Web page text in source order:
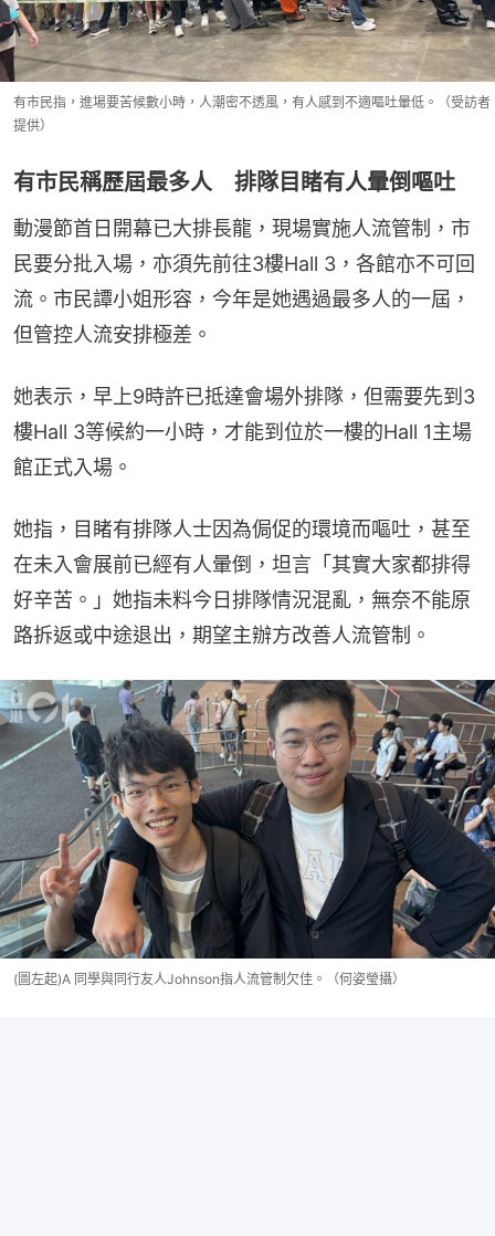
有市民指，進場要苦候數小時，人潮密不透風，有人感到不適嘔吐暈低。（受訪者
提供）
有市民稱歷屆最多人 排隊目睹有人暈倒嘔吐
動漫節首日開幕已大排長龍，現場實施人流管制，市
民要分批入場，亦須先前往3樓Hall 3，各館亦不可回
流。市民譚小姐形容，今年是她遇過最多人的一屆，
但管控人流安排極差。
她表示，早上9時許已抵達會場外排隊，但需要先到3
樓Hall 3等候約一小時，才能到位於一樓的Hall 1主場
館正式入場。
她指，目睹有排隊人士因為侷促的環境而嘔吐，甚至
在未入會展前已經有人暈倒，坦言「其實大家都排得
好辛苦。」她指未料今日排隊情況混亂，無奈不能原
路拆返或中途退出，期望主辦方改善人流管制。
(圖左起)A 同學與同行友人Johnson指人流管制欠佳。（何姿瑩攝）